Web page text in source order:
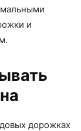
и
дорожках